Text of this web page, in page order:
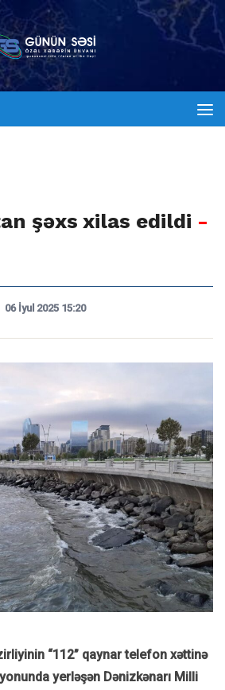
şəxs xilas edildi -
06 İyul 2025 15:20
“112” qaynar telefon xəttinə
yerləşən Dənizkənarı Milli